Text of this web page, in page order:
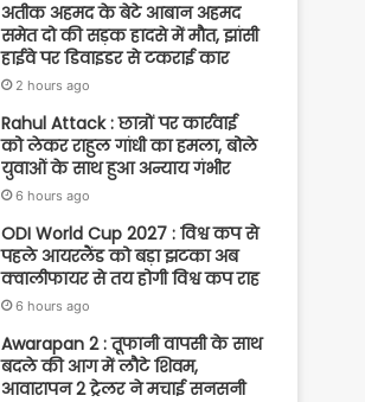
अतीक अहमद के बेटे आबान अहमद
समेत दो की सड़क हादसे में मौत, झांसी
हाईवे पर डिवाइडर से टकराई कार
2 hours ago
Rahul Attack : छात्रों पर कार्रवाई
को लेकर राहुल गांधी का हमला, बोले
युवाओं के साथ हुआ अन्याय गंभीर
6 hours ago
ODI World Cup 2027 : विश्व कप से
पहले आयरलैंड को बड़ा झटका अब
क्वालीफायर से तय होगी विश्व कप राह
6 hours ago
Awarapan 2 : तूफानी वापसी के साथ
बदले की आग में लौटे शिवम,
आवारापन 2 ट्रेलर ने मचाई सनसनी